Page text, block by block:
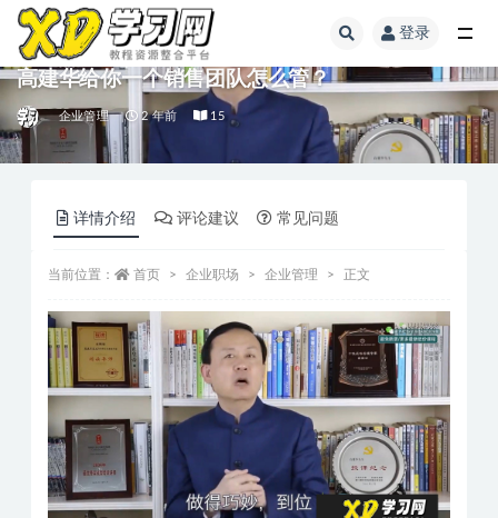
登录
高建华给你一个销售团队怎么管？
企业管理 2 年前 15
详情介绍 评论建议 常见问题
当前位置： 首页 企业职场 企业管理 正文